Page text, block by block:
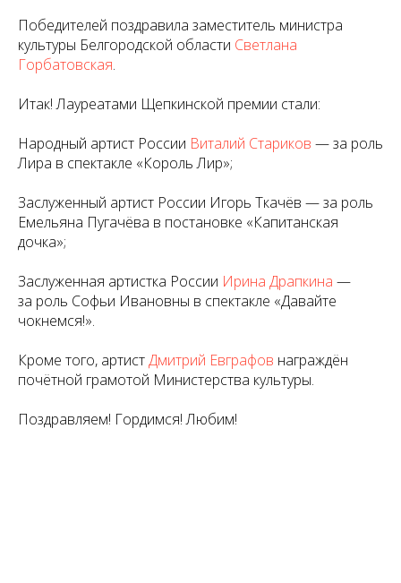
Победителей поздравила заместитель министра
культуры Белгородской области Светлана
Горбатовская.
Итак! Лауреатами Щепкинской премии стали:
Народный артист России Виталий Стариков — за роль
Лира в спектакле «Король Лир»;
Заслуженный артист России Игорь Ткачёв — за роль
Емельяна Пугачёва в постановке «Капитанская
дочка»;
Заслуженная артистка России Ирина Драпкина —
за роль Софьи Ивановны в спектакле «Давайте
чокнемся!».
Кроме того, артистДмитрий Евграфов награждён
почётной грамотой Министерства культуры.
Поздравляем! Гордимся! Любим!